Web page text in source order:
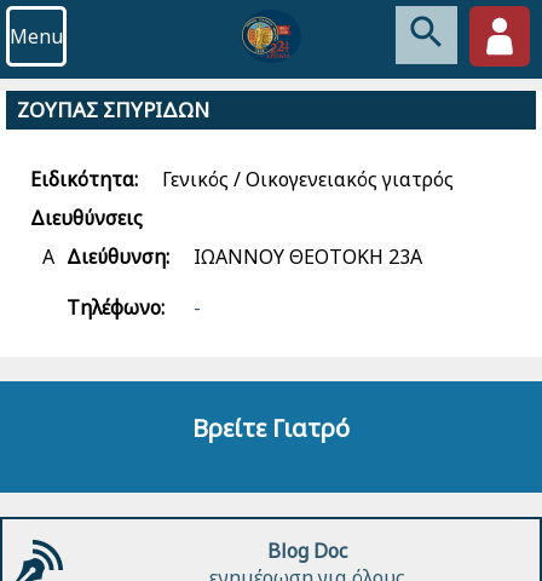
Menu
ΖΟΥΠΑΣ ΣΠΥΡΙΔΩΝ
Ειδικότητα:
Γενικός / Οικογενειακός γιατρός
Διευθύνσεις
Α Διεύθυνση:
ΙΩΑΝΝΟΥ ΘΕΟΤΟΚΗ 23Α
Τηλέφωνο:
-
Βρείτε Γιατρό
Blog Doc